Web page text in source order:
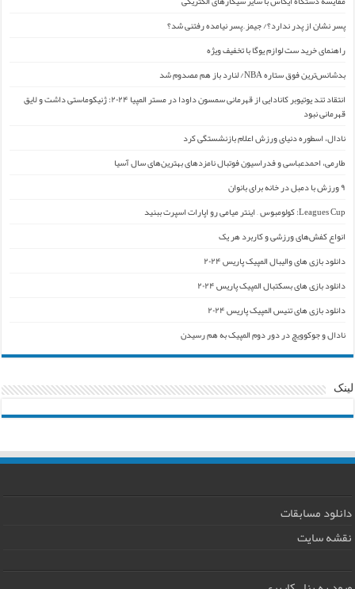
پسر نشان از پدر ندارد؟/ جیمز ِ پسر نیامده رفتنی شد؟
راهنمای خرید ست لوازم یوگا با تخفیف ویژه
بدشانس‌ترین فوق ستاره NBA/ لنارد باز هم مصدوم شد
انتقاد تند یوتیوبر کانادایی از قهرمانی سمسون داودا در مستر المپیا ۲۰۲۴: ژنیکوماستی داشت و لایق
قهرمانی نبود
نادال، اسطوره دنیای ورزش اعلام بازنشستگی کرد
طارمی، احمدعباسی و فدراسیون فوتبال نامزدهای بهترین‌های سال آسیا
۹ ورزش با دمبل در خانه برای بانوان
Leagues Cup: کولومبوس – اینتر میامی رو اپارات اسپرت ببنید
انواع کفش‌های ورزشی و کاربرد هر یک
دانلود بازی های والیبال المپیک پاریس ۲۰۲۴
دانلود بازی های بسکتبال المپیک پاریس ۲۰۲۴
دانلود بازی های تنیس المپیک پاریس ۲۰۲۴
نادال و جوکوویچ در دور دوم المپیک به هم رسیدن
لینک
دانلود مسابقات
نقشه سایت